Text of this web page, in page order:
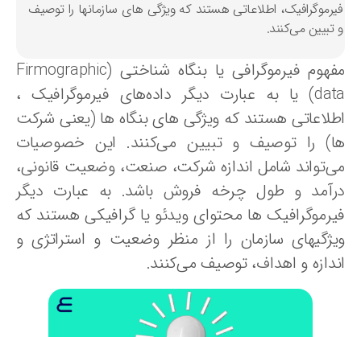
اطلاعاتی هستند که ویژگی های سازمانها را توصیف
تبیین می‌کنند.
مفهوم فیرموگرافی یا بنگاه شناختی (Firmographic
data) یا به عبارت دیگر داده‌های فیرموگرافیک ،
هستند که ویژگی های بنگاه ها (یعنی شرکت
را توصیف و تبیین می‌کنند. این خصوصیات
شامل اندازه شرکت، صنعت، وضعیت قانونی،
و طول چرخه فروش باشد. به عبارت دیگر
ها محتوای ویدئو یا گرافیکی هستند که
سازمان را از منظر وضعیت و استراتژی و
و اهداف، توصیف می‌کنند.